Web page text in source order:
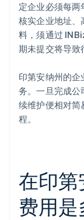
定企业必须每
核实企业地址、
料，须通过
期未提交将导致
印第安纳州的企
务。一旦完成
续维护便相对
程。
在印第
费用是